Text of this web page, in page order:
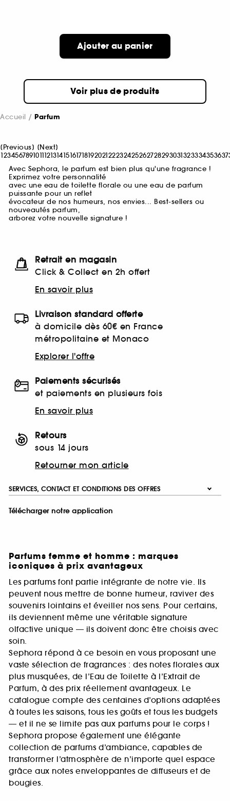
Ajouter au panier
Voir plus de produits
Accueil Parfum
[Previous] [Next]
12345678910111213141516171819202122232425262728293031323334353637
Avec Sephora, le parfum est bien plus qu'une fragrance !
Exprimez votre personnalité
avec une eau de toilette florale ou une eau de parfum
puissante pour un reflet
évocateur de nos humeurs, nos envies... Best-sellers ou
nouveautés parfum,
arborez votre nouvelle signature !
Retrait en magasin
Click & Collect en 2h offert
En savoir plus
Livraison standard offerte
à domicile dès 60€ en France
métropolitaine et Monaco
Explorer l'offre
Paiements sécurisés
et paiements en plusieurs fois
En savoir plus
Retours
sous 14 jours
Retourner mon article
SERVICES, CONTACT ET CONDITIONS DES OFFRES
Télécharger notre application
Parfums femme et homme : marques
iconiques à prix avantageux
Les parfums font partie intégrante de notre vie. Ils
peuvent nous mettre de bonne humeur, raviver des
souvenirs lointains et éveiller nos sens. Pour certains,
ils deviennent même une véritable signature
olfactive unique — ils doivent donc être choisis avec
soin.
Sephora répond à ce besoin en vous proposant une
vaste sélection de fragrances : des notes florales aux
plus musquées, de l’Eau de Toilette à l’Extrait de
Parfum, à des prix réellement avantageux. Le
catalogue compte des centaines d’options adaptées
à toutes les saisons, tous les goûts et tous les budgets
— et il ne se limite pas aux parfums pour le corps !
Sephora propose également une élégante
collection de parfums d’ambiance, capables de
transformer l’atmosphère de n’importe quel espace
grâce aux notes enveloppantes de diffuseurs et de
bougies.